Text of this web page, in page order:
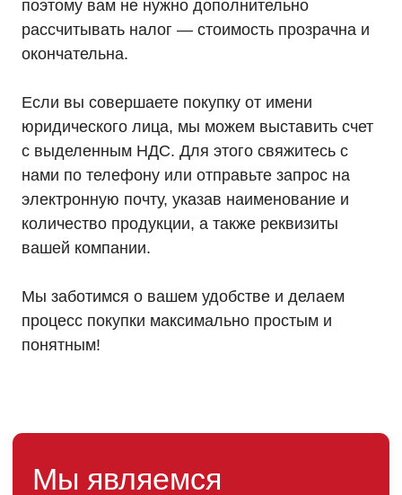
поэтому вам не нужно дополнительно
рассчитывать налог — стоимость прозрачна и
окончательна.
Если вы совершаете покупку от имени
юридического лица, мы можем выставить счет
с выделенным НДС. Для этого свяжитесь с
нами по телефону или отправьте запрос на
электронную почту, указав наименование и
количество продукции, а также реквизиты
вашей компании.
Мы заботимся о вашем удобстве и делаем
процесс покупки максимально простым и
понятным!